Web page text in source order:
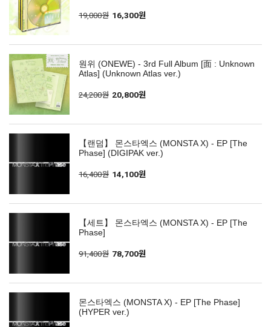
19,000원 16,300원
원위 (ONEWE) - 3rd Full Album [面 : Unknown
Atlas] (Unknown Atlas ver.)
24,200원 20,800원
【랜덤】 몬스타엑스 (MONSTA X) - EP [The
Phase] (DIGIPAK ver.)
16,400원 14,100원
【세트】 몬스타엑스 (MONSTA X) - EP [The
Phase]
91,400원 78,700원
몬스타엑스 (MONSTA X) - EP [The Phase]
(HYPER ver.)